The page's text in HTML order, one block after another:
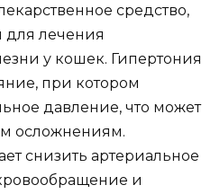
средство,
для лечения
у кошек. Гипертония
при котором
давление, что может
осложнениям.
снизить артериальное
и